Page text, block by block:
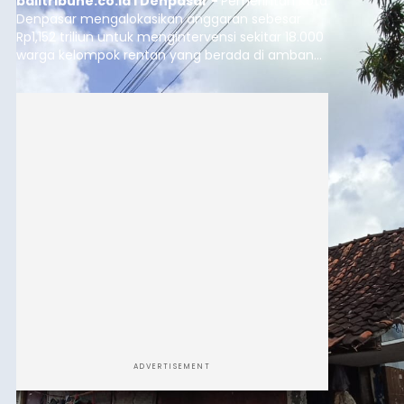
Denpasar mengalokasikan anggaran sebesar
Rp1,152 triliun untuk mengintervensi sekitar 18.000
warga kelompok rentan yang berada di ambang
garis kemiskinan. Langkah strategis ini diambil
guna menjaga masyarakat yang berada pada
ADVERTISEMENT